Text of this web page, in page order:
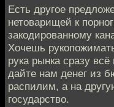
Есть другое
нетоварищей к
закодированному
Хочешь
рука рынка сразу
дайте нам денег из
распилим, а на
государство.